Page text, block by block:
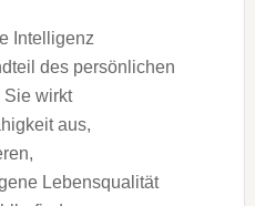
Intelligenz
d‬es persönlichen
S‬ie wirkt
aus,
Lebensqualität